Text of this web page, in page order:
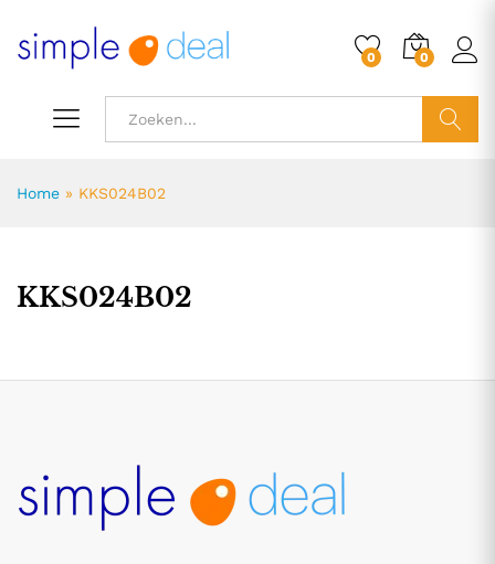
0 0
Home » KKS024B02
KKS024B02